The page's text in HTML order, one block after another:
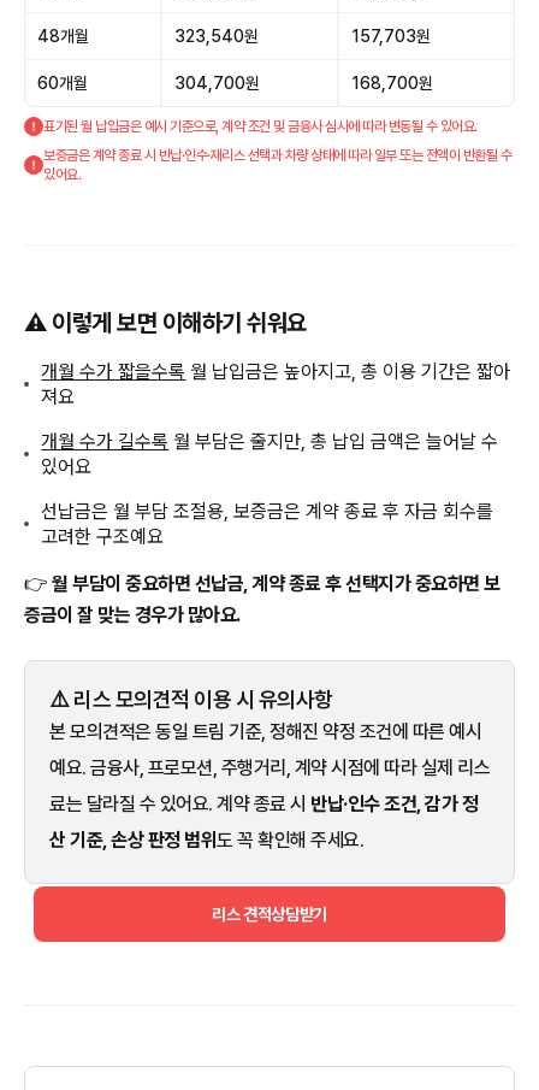
48개월 323,540원 157,703원
60개월 304,700원 168,700원
표기된 월 납입금은 예시 기준으로, 계약 조건 및 금융사 심사에 따라 변동될 수 있어요.
보증금은 계약 종료 시 반납·인수·재리스 선택과 차량 상태에 따라 일부 또는 전액이 반환될 수
있어요.
⚠️ 이렇게 보면 이해하기 쉬워요
개월 수가 짧을수록 월 납입금은 높아지고, 총 이용 기간은 짧아
져요
개월 수가 길수록 월 부담은 줄지만, 총 납입 금액은 늘어날 수
있어요
선납금은 월 부담 조절용, 보증금은 계약 종료 후 자금 회수를
고려한 구조예요
👉 월 부담이 중요하면 선납금, 계약 종료 후 선택지가 중요하면 보
증금이 잘 맞는 경우가 많아요.
⚠️ 리스 모의견적 이용 시 유의사항
본 모의견적은 동일 트림 기준, 정해진 약정 조건에 따른 예시
예요. 금융사, 프로모션, 주행거리, 계약 시점에 따라 실제 리스
료는 달라질 수 있어요. 계약 종료 시 반납·인수 조건, 감가 정
산 기준, 손상 판정 범위도 꼭 확인해 주세요.
리스 견적상담받기